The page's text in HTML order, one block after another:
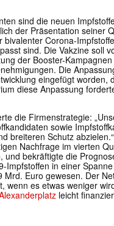
sind die neuen
der Präsentation seiner
bivalenter Corona-
sind. Die Vakzine soll
der Booster-
Die
eingefügt worden,
diese Anpassung
die Firmenstrategie:
sowie
breiteren Schutz
Nachfrage im vierten
bekräftigte die
Impfstoffen in einer
Euro gewesen. Der
wenn es etwas weniger
leicht